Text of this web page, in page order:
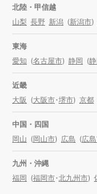
北陸・甲信越
山梨 長野 新潟 (新潟市)
東海
愛知 (名古屋市) 静岡 (
近畿
大阪 (大阪市・堺市) 京都
中国・四国
岡山 (岡山市) 広島 (広
九州・沖縄
福岡 (福岡市・北九州市)